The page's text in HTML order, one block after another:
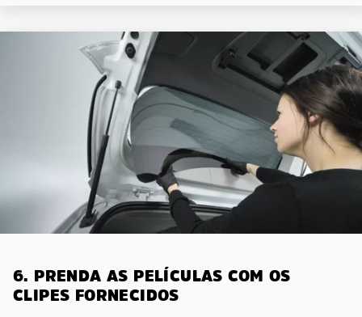
6. PRENDA AS PELÍCULAS COM OS
CLIPES FORNECIDOS